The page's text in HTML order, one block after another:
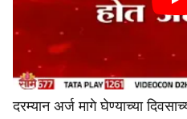
दरम्यान अर्ज मागे घेण्याच्या